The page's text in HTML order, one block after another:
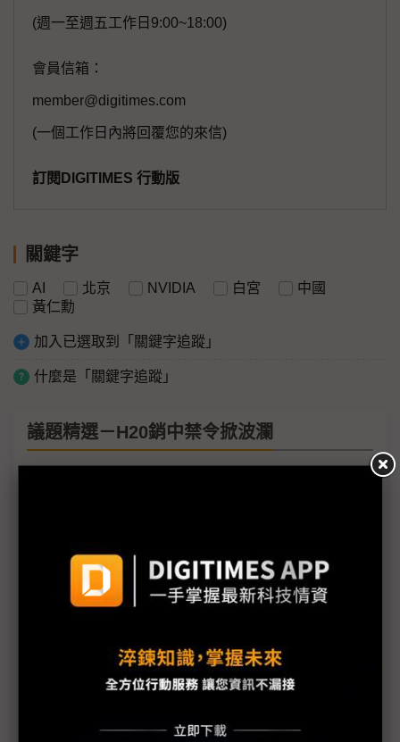
(週一至週五工作日9:00~18:00)
會員信箱：
member@digitimes.com
(一個工作日內將回覆您的來信)
訂閱DIGITIMES 行動版
關鍵字
AI 北京 NVIDIA 白宮
中國
黃仁勳
加入已選取到「關鍵字追蹤」
什麼是「關鍵字追蹤」
議題精選－H20銷中禁令掀波瀾
NVIDIA中國特供模式陷危機 華為、寒武紀等搶本土
H20禁令措手不及 傳NVIDIA營收損失逾100億美元